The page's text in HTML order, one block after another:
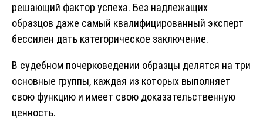
решающий фактор успеха. Без надлежащих
образцов даже самый квалифицированный эксперт
бессилен дать категорическое заключение.
В судебном почерковедении образцы делятся на три
основные группы, каждая из которых выполняет
свою функцию и имеет свою доказательственную
ценность.